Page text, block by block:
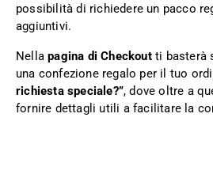
possibilità di richiedere un pacco
aggiuntivi.
Nellapagina di Checkoutti basterà
una confezione regalo per il tuo
richiesta speciale?”, dove oltre a
fornire dettagli utili a facilitare la